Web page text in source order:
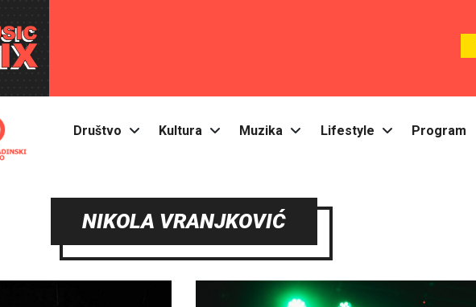
Društvo Kultura Muzika Lifestyle Program
NIKOLA VRANJKOVIĆ